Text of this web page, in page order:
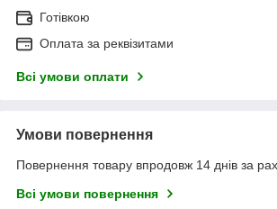
Готівкою
Оплата за реквізитами
Всі умови оплати
Умови повернення
Повернення товару впродовж 14 днів за
Всі умови повернення